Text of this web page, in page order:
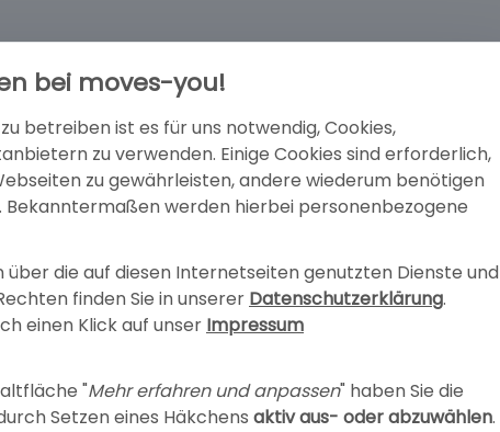
Brauchtum
Website besuchen Website besuchen
bei moves-you!
betreiben ist es für uns notwendig, Cookies,
zu verwenden. Einige Cookies sind erforderlich,
zu gewährleisten, andere wiederum benötigen
werden hierbei personenbezogene
die auf diesen Internetseiten genutzten Dienste und
finden Sie in unserer Datenschutzerklärung.
einen Klick auf unser Impressum
"Mehr erfahren und anpassen" haben Sie die
Setzen eines Häkchens aktiv aus- oder abzuwählen.